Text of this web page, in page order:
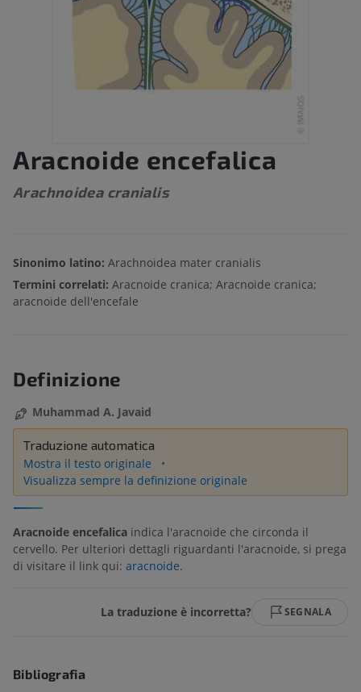
Aracnoide encefalica
Arachnoidea cranialis
Sinonimo latino: Arachnoidea mater cranialis
Termini correlati: Aracnoide cranica; Aracnoide cranica;
aracnoide dell'encefale
Definizione
Muhammad A. Javaid
Traduzione automatica
Mostra il testo originale
Visualizza sempre la definizione originale
Aracnoide encefalica indica l'aracnoide che circonda il
cervello. Per ulteriori dettagli riguardanti l'aracnoide, si prega
di visitare il link qui: aracnoide.
La traduzione è incorretta? SEGNALA
Bibliografia